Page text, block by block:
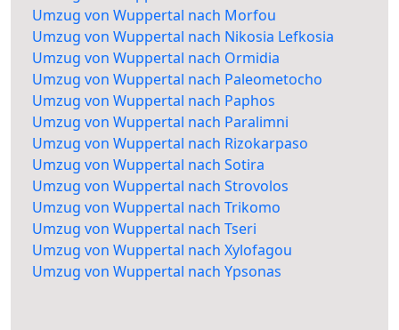
Umzug von Wuppertal nach Morfou
Umzug von Wuppertal nach Nikosia Lefkosia
Umzug von Wuppertal nach Ormidia
Umzug von Wuppertal nach Paleometocho
Umzug von Wuppertal nach Paphos
Umzug von Wuppertal nach Paralimni
Umzug von Wuppertal nach Rizokarpaso
Umzug von Wuppertal nach Sotira
Umzug von Wuppertal nach Strovolos
Umzug von Wuppertal nach Trikomo
Umzug von Wuppertal nach Tseri
Umzug von Wuppertal nach Xylofagou
Umzug von Wuppertal nach Ypsonas